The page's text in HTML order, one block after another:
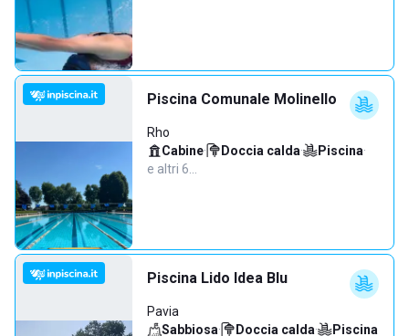
Piscina Comunale Molinello
Rho
Cabine· Doccia calda· Piscina·
e altri 6…
Piscina Lido Idea Blu
Pavia
Sabbiosa· Doccia calda·
Piscina